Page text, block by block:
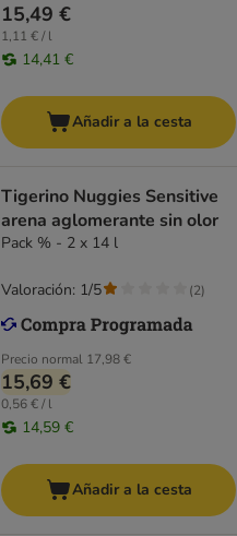
15,49 €
1,11 € / l
14,41 €
Añadir a la cesta
Tigerino Nuggies Sensitive
arena aglomerante sin olor
Pack % - 2 x 14 l
Precio normal 17,98 €
15,69 €
0,56 € / l
14,59 €
Valoración: 1/5 (2)
Añadir a la cesta